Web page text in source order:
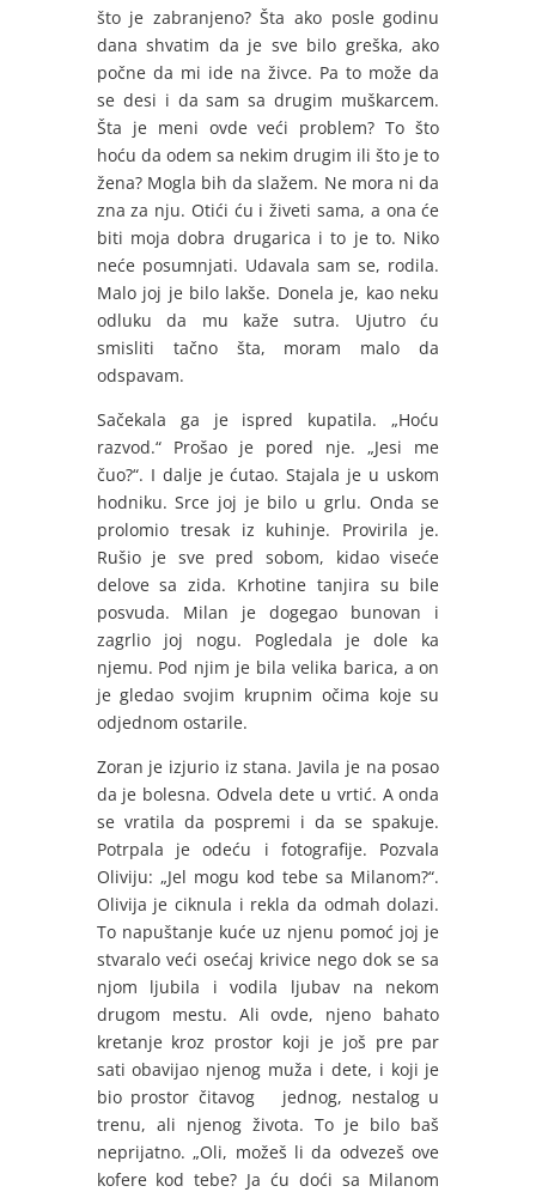
što je zabranjeno? Šta ako posle godinu
dana shvatim da je sve bilo greška, ako
počne da mi ide na živce. Pa to može da
se desi i da sam sa drugim muškarcem.
Šta je meni ovde veći problem? To što
hoću da odem sa nekim drugim ili što je to
žena? Mogla bih da slažem. Ne mora ni da
zna za nju. Otići ću i živeti sama, a ona će
biti moja dobra drugarica i to je to. Niko
neće posumnjati. Udavala sam se, rodila.
Malo joj je bilo lakše. Donela je, kao neku
odluku da mu kaže sutra. Ujutro ću
smisliti tačno šta, moram malo da
odspavam.
Sačekala ga je ispred kupatila. „Hoću
razvod.“ Prošao je pored nje. „Jesi me
čuo?“. I dalje je ćutao. Stajala je u uskom
hodniku. Srce joj je bilo u grlu. Onda se
prolomio tresak iz kuhinje. Provirila je.
Rušio je sve pred sobom, kidao viseće
delove sa zida. Krhotine tanjira su bile
posvuda. Milan je dogegao bunovan i
zagrlio joj nogu. Pogledala je dole ka
njemu. Pod njim je bila velika barica, a on
je gledao svojim krupnim očima koje su
odjednom ostarile.
Zoran je izjurio iz stana. Javila je na posao
da je bolesna. Odvela dete u vrtić. A onda
se vratila da pospremi i da se spakuje.
Potrpala je odeću i fotografije. Pozvala
Oliviju: „Jel mogu kod tebe sa Milanom?“.
Olivija je ciknula i rekla da odmah dolazi.
To napuštanje kuće uz njenu pomoć joj je
stvaralo veći osećaj krivice nego dok se sa
njom ljubila i vodila ljubav na nekom
drugom mestu. Ali ovde, njeno bahato
kretanje kroz prostor koji je još pre par
sati obavijao njenog muža i dete, i koji je
bio prostor čitavog jednog, nestalog u
trenu, ali njenog života. To je bilo baš
neprijatno. „Oli, možeš li da odvezeš ove
kofere kod tebe? Ja ću doći sa Milanom